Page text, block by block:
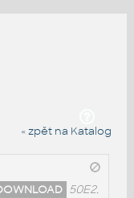
« zpět na Katalog
50E2.